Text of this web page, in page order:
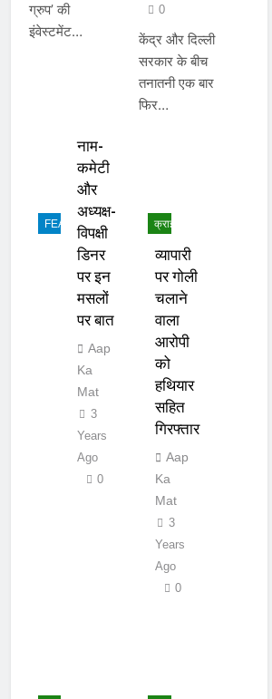
ग्रुप’ की
इंवेस्टमेंट…
0
केंद्र और दिल्ली
सरकार के बीच
तनातनी एक बार
फिर…
FEATURED
नाम-
कमेटी
और
अध्यक्ष-
विपक्षी
डिनर
पर इन
मसलों
पर बात
Aap
Ka
Mat
3
Years
Ago
0
क्राइम
व्यापारी
पर गोली
चलाने
वाला
आरोपी
को
हथियार
सहित
गिरफ्तार
Aap
Ka
Mat
3
Years
Ago
0